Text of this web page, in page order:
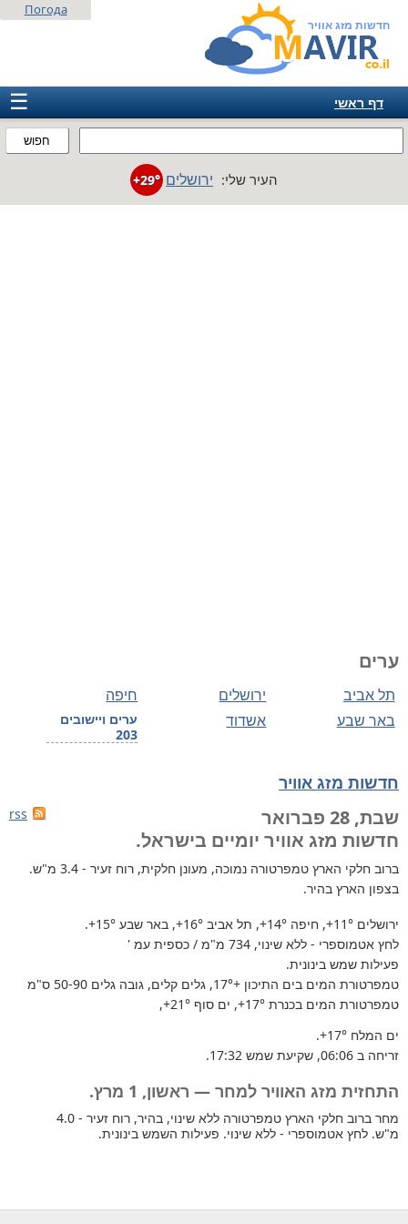
חדשות מזג אוויר
חפוש
Погода
☰
דף ראשי
אמריקה
העיר שלי: ירושלים +29°
ערים
חיפה ירושלים תל אביב
ערים ויישובים
203
אשדוד באר שבע
חדשות מזג אוויר
rss
שבת, 28 פברואר
חדשות מזג אוויר יומיים בישראל.
ברוב חלקי הארץ טמפרטורה נמוכה, מעונן חלקית, רוח זעיר - 3.4 מ"ש.
בצפון הארץ בהיר.
ירושלים +11°, חיפה +14°, תל אביב +16°, באר שבע +15°
.
לחץ אטמוספרי - ללא שינוי, 734 מ"מ / כספית עמ '
פעילות שמש בינונית.
טמפרטורת המים בים התיכון +17°
, גלים קלים, גובה גלים 50-90 ס"מ
טמפרטורת המים בכנרת +17°, ים סוף +21°
,
ים המלח +17°
.
זריחה ב 06:06, שקיעת שמש 17:32.
התחזית מזג האוויר למחר — ראשון, 1 מרץ.
מחר ברוב חלקי הארץ טמפרטורה ללא שינוי, בהיר, רוח זעיר - 4.0
מ"ש. לחץ אטמוספרי - ללא שינוי. פעילות השמש בינונית.